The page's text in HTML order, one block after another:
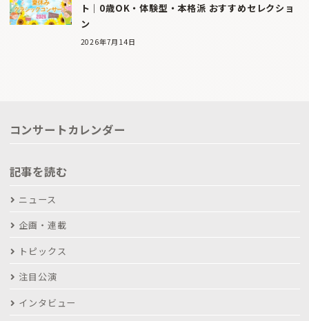
ト｜0歳OK・体験型・本格派 おすすめセレクショ
ン
2026年7月14日
コンサートカレンダー
記事を読む
ニュース
企画・連載
トピックス
注目公演
インタビュー